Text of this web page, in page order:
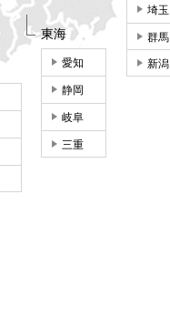
埼玉
群馬
新潟
東海
愛知
静岡
岐阜
三重